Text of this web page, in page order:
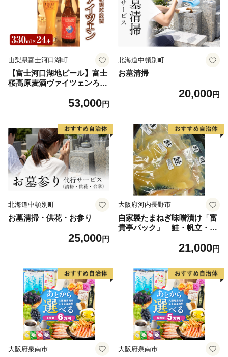
山梨県富士河口湖町
【富士河口湖地ビール】富士
桜高原麦酒ヴァイツェンろ過
53,000円
北海道中頓別町
お墓清掃
20,000円
北海道中頓別町
お墓清掃・供花・お参り
25,000円
大阪府河内長野市
自家製たまねぎ味噌漬け「富
貴亭パック」 鮭・帆立・牛
計10パックセット 新鮮 味噌
21,000円
大阪府泉南市 大阪府泉南市